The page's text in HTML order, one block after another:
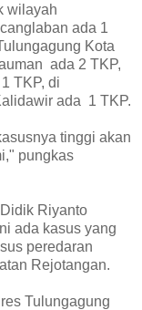
wilayah
ada 1
Kota
ada 2 TKP,
TKP, di
ada 1 TKP.
tinggi akan
pungkas
Riyanto
ada kasus yang
peredaran
Rejotangan.
Tulungagung